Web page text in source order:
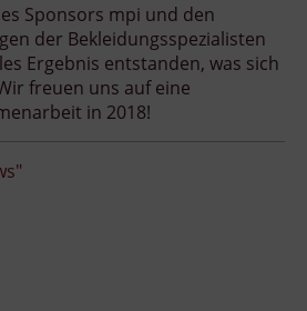
Sponsors mpi und den
der Bekleidungsspezialisten
Ergebnis entstanden, was sich
freuen uns auf eine
in 2018!